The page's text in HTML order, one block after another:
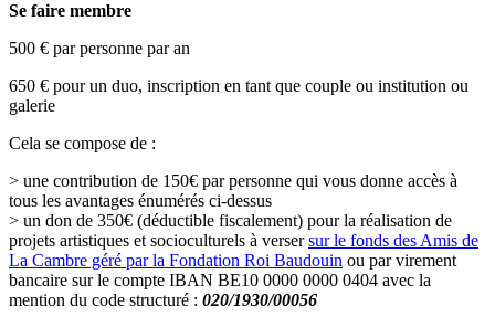
Se faire membre
500 € par personne par an
650 € pour un duo, inscription en tant que couple ou institution ou
galerie
Cela se compose de :
> une contribution de 150€ par personne qui vous donne accès à
tous les avantages énumérés ci-dessus
> un don de 350€ (déductible fiscalement) pour la réalisation de
projets artistiques et socioculturels à versersur le fonds des Amis de
La Cambre géré par la Fondation Roi Baudouin ou par virement
bancaire sur le compte IBAN BE10 0000 0000 0404 avec la
mention du code structuré : 020/1930/00056